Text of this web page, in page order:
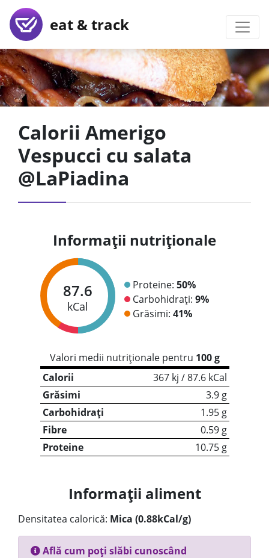
eat & track
Calorii Amerigo
Vespucci cu salata
@LaPiadina
Informații nutriționale
87.6
kCal
Proteine: 50%
Carbohidrați: 9%
Grăsimi: 41%
Valori medii nutriționale pentru 100 g
Calorii
367 kj / 87.6 kCal
Grăsimi
3.9 g
Carbohidrați
1.95 g
Fibre
0.59 g
Proteine
10.75 g
Informații aliment
Densitatea calorică: Mica (0.88kCal/g)
Află cum poți slăbi cunoscând